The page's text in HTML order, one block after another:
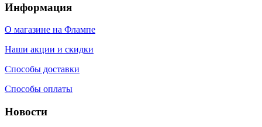
Информация
О магазине на Флампе
Наши акции и скидки
Способы доставки
Способы оплаты
Новости